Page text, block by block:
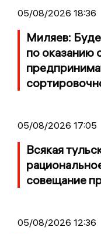
05/08/2026 18:36
Миляев:
по оказанию
05/08/2026 17:05
Всякая
совещание
05/08/2026 12:36